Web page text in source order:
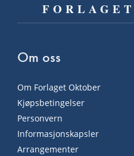
Om oss
Om Forlaget Oktober
Kjøpsbetingelser
Personvern
Informasjonskapsler
Arrangementer